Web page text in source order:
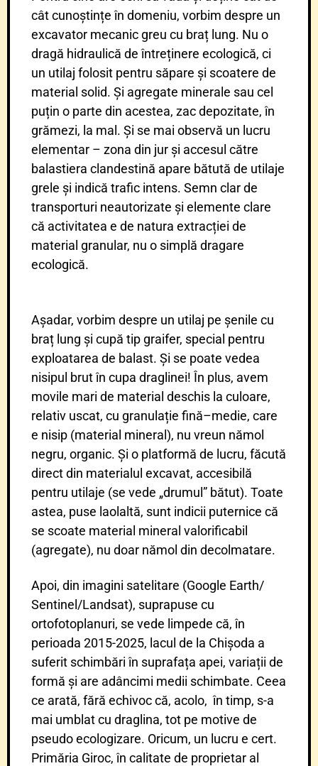
cât cunoștințe în domeniu, vorbim despre un
excavator mecanic greu cu braț lung. Nu o
dragă hidraulică de întreținere ecologică, ci
un utilaj folosit pentru săpare și scoatere de
material solid. Și agregate minerale sau cel
puțin o parte din acestea, zac depozitate, în
grămezi, la mal. Și se mai observă un lucru
elementar – zona din jur și accesul către
balastiera clandestină apare bătută de utilaje
grele și indică trafic intens. Semn clar de
transporturi neautorizate și elemente clare
că activitatea e de natura extracției de
material granular, nu o simplă dragare
ecologică.
Așadar, vorbim despre un utilaj pe șenile cu
braț lung și cupă tip graifer, special pentru
exploatarea de balast. Și se poate vedea
nisipul brut în cupa draglinei! În plus, avem
movile mari de material deschis la culoare,
relativ uscat, cu granulație fină–medie, care
e nisip (material mineral), nu vreun nămol
negru, organic. Și o platformă de lucru, făcută
direct din materialul excavat, accesibilă
pentru utilaje (se vede „drumul” bătut). Toate
astea, puse laolaltă, sunt indicii puternice că
se scoate material mineral valorificabil
(agregate), nu doar nămol din decolmatare.
Apoi, din imagini satelitare (Google Earth/
Sentinel/Landsat), suprapuse cu
ortofotoplanuri, se vede limpede că, în
perioada 2015-2025, lacul de la Chișoda a
suferit schimbări în suprafața apei, variații de
formă și are adâncimi medii schimbate. Ceea
ce arată, fără echivoc că, acolo, în timp, s-a
mai umblat cu draglina, tot pe motive de
pseudo ecologizare. Oricum, un lucru e cert.
Primăria Giroc, în calitate de proprietar al